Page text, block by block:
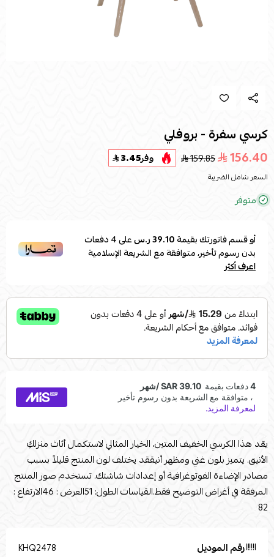
كرسي سفرة - بروفلي
156.40
159.85 وفر3.45
السعر شامل الضريبة
متوفر
أو قسم فاتورتك بقيمة39.10 ر.س على4دفعات
بدون رسوم تأخير، متوافقة مع الشريعة الإسلامية
اعرف أكثر
يعّد هذا الكرسي الخفيف المتين، الخيار المثالي لاستكمال أثاث منزلكِ
الأنيق. يتميز بلون غني ومظهر أنيققد يختلف لون المنتج قليلاً بسبب
مصادر الإضاءة الفوتوغرافية أو إعدادات شاشتك. تستخدم صور المنتج
المرفقة في أغراض التوضيح فقط.القياسات الطول: 51العرض : 46الارتفاع :
82
رقم الموديل KHQ2478